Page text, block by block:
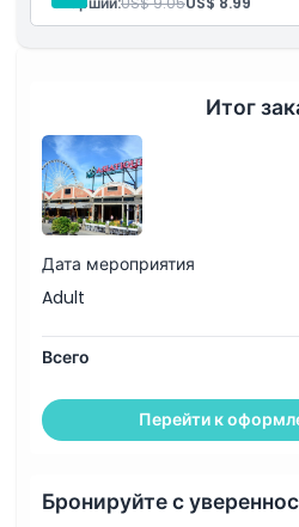
Как воспользоваться
Политика отмены
Итог
Дата мероприятия
Adult
Всего
Перейти к
Бронируйте с